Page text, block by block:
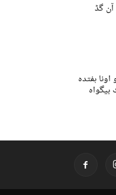
آن گڈ
ہفتدہ